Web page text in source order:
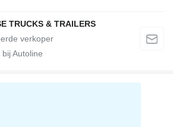
TRUCKS & TRAILERS
bij Autoline